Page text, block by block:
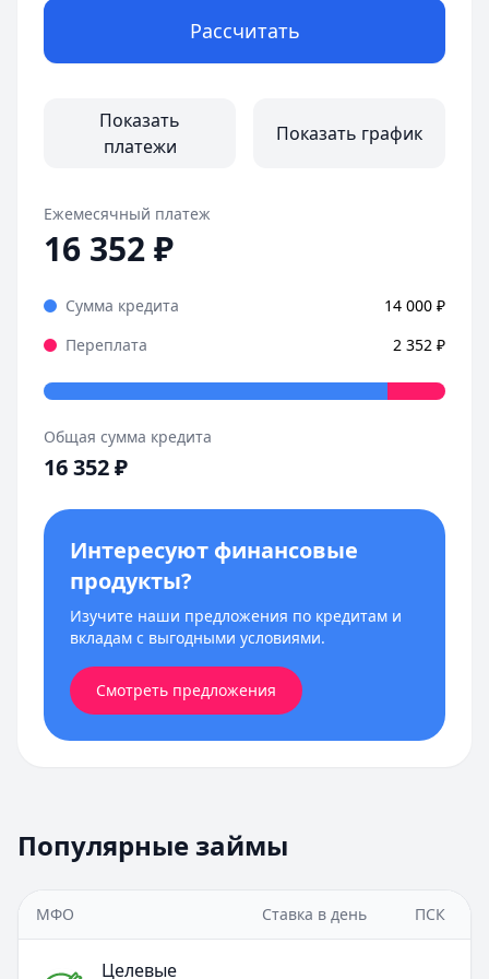
Рассчитать
Показать
платежи
Показать график
Ежемесячный платеж
16 352₽
Сумма кредита 14 000 ₽
Переплата
2 352 ₽
Общая сумма кредита
16 352₽
Интересуют финансовые
продукты?
Изучите наши предложения по кредитам и
вкладам с выгодными условиями.
Смотреть предложения
Популярные займы
МФО Ставка в день ПСК
Целевые